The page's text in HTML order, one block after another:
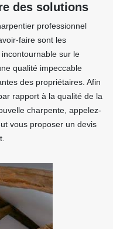
des solutions
professionnel
faire sont les
sur le
qualité impeccable
des propriétaires. Afin
rapport à la qualité de la
charpente, appelez-
vous proposer un devis